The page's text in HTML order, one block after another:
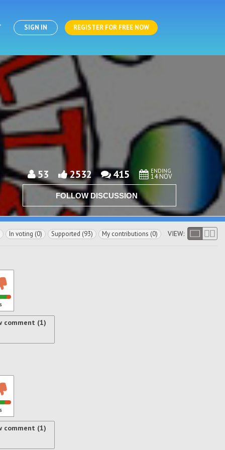
SIGN IN REGISTER FOR FREE NOW
53 2532 415 ENDING
14 NOV
FOLLOW DISCUSSION
In voting (0) Supported (93) My contributions (0) VIEW:
comment (1)
comment (1)